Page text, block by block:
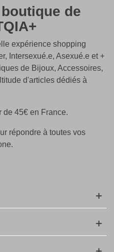
de
expérience shopping
Intersexué.e, Asexué.e et +
de Bijoux, Accessoires,
d'articles dédiés à
de 45€ en France.
répondre à toutes vos